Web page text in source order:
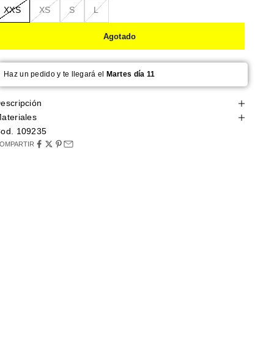
XXS XS S L
Agotado
Haz un pedido y te llegará el Martes día 11
109235